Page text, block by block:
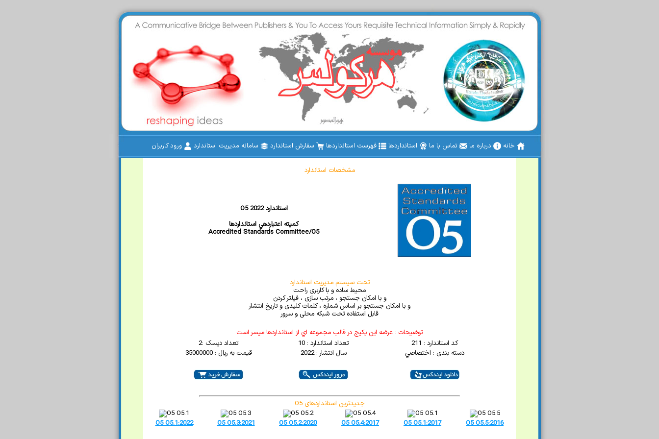
خانه درباره ما تماس با ما استانداردها فهرست استانداردها سفارش استاندارد سامانه مدیریت استاندارد ورود کاربران
مشخصات استاندارد
O5 2022 استاندارد
کميته اعتباردهي استانداردها
Accredited Standards Committee/O5
تحت سیستم مدیریت استاندارد
محیط ساده و با کاربری راحت
و با امکان جستجو ، مرتب سازی ، فیلتر کردن
و با امکان جستجو بر اساس شماره ، کلمات کلیدی و تاریخ انتشار
قابل استفاده تحت شبکه محلی و سرور
توضيحات : عرضه اين پکيج در قالب مجموعه اي از استانداردها ميسر است
تعداد دیسک :2
تعداد استاندارد : 10
کد استاندارد : 211
قیمت به ریال : 35000000
سال انتشار : 2022 دسته بندی : اختصاصي
O5 جدیدترین استانداردهای
O5 O5.1:2022
O5 O5.3:2021 O5 O5.2:2020 O5 O5.4:2017 O5 O5.1:2017 O5 O5.5:2016